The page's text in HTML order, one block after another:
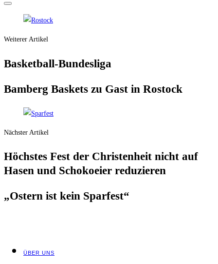
Weiterer Artikel
Bas­ket­ball-Bun­des­li­ga
Bam­berg Bas­kets zu Gast in Rostock
Nächster Artikel
Höchs­tes Fest der Chris­ten­heit nicht auf
Hasen und Scho­ko­ei­er reduzieren
„Ostern ist kein Sparfest“
ÜBER UNS